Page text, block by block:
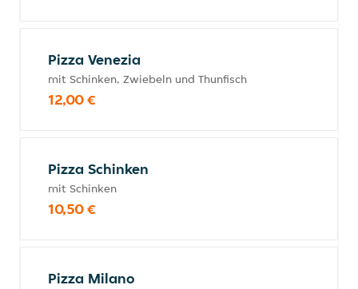
Pizza Venezia
mit Schinken, Zwiebeln und Thunfisch
12,00 €
Pizza Schinken
mit Schinken
10,50 €
Pizza Milano